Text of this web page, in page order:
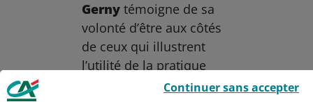
Gerny témoigne de sa
volonté d’être aux côtés
de ceux qui illustrent
l’utilité de la pratique
sportive pour se relever
indispensables car utilisés à des fins de bon fonctionnement et de
sécurité ; d’autres sont facultatifs. Les
Continuer sans accepter